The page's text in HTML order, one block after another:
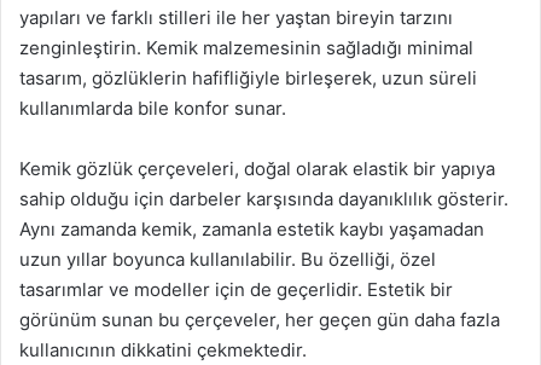
yapıları ve farklı stilleri ile her yaştan bireyin tarzını
zenginleştirin. Kemik malzemesinin sağladığı minimal
tasarım, gözlüklerin hafifliğiyle birleşerek, uzun süreli
kullanımlarda bile konfor sunar.
Kemik gözlük çerçeveleri, doğal olarak elastik bir yapıya
sahip olduğu için darbeler karşısında dayanıklılık gösterir.
Aynı zamanda kemik, zamanla estetik kaybı yaşamadan
uzun yıllar boyunca kullanılabilir. Bu özelliği, özel
tasarımlar ve modeller için de geçerlidir. Estetik bir
görünüm sunan bu çerçeveler, her geçen gün daha fazla
kullanıcının dikkatini çekmektedir.